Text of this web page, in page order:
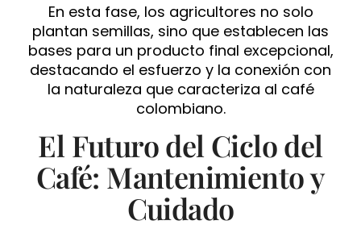
En esta fase, los agricultores no solo
plantan semillas, sino que establecen las
bases para un producto final excepcional,
destacando el esfuerzo y la conexión con
la naturaleza que caracteriza al café
colombiano.
El Futuro del Ciclo del
Café: Mantenimiento y
Cuidado